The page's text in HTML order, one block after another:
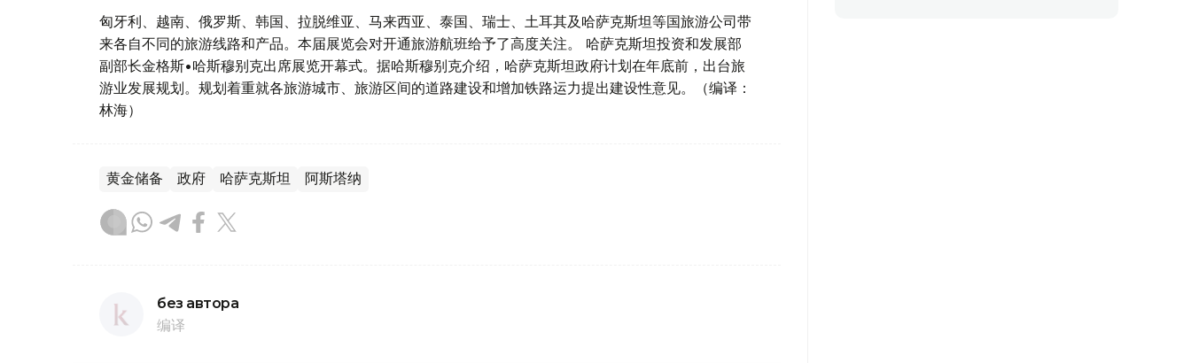
匈牙利、越南、俄罗斯、韩国、拉脱维亚、马来西亚、泰国、瑞士、土耳其及哈萨克斯坦等国旅游公司带
来各自不同的旅游线路和产品。本届展览会对开通旅游航班给予了高度关注。 哈萨克斯坦投资和发展部
副部长金格斯•哈斯穆别克出席展览开幕式。据哈斯穆别克介绍，哈萨克斯坦政府计划在年底前，出台旅
游业发展规划。规划着重就各旅游城市、旅游区间的道路建设和增加铁路运力提出建设性意见。（编译：
林海）
黄金储备 政府 哈萨克斯坦 阿斯塔纳
без автора
编译